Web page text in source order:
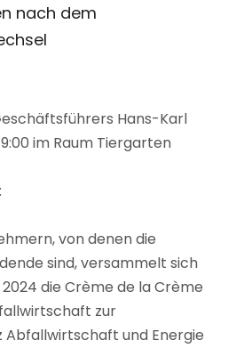
nach dem
Hans-Karl
im Raum Tiergarten
von denen die
sind, versammelt sich
die Crème de la Crème
zur
Abfallwirtschaft und Energie